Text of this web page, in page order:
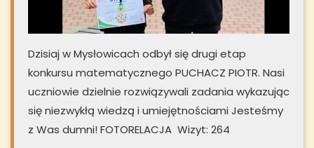
Dzisiaj w Mysłowicach odbył się drugi etap
konkursu matematycznego PUCHACZ PIOTR. Nasi
uczniowie dzielnie rozwiązywali zadania wykazując
się niezwykłą wiedzą i umiejętnościami Jesteśmy
z Was dumni! FOTORELACJA Wizyt: 264